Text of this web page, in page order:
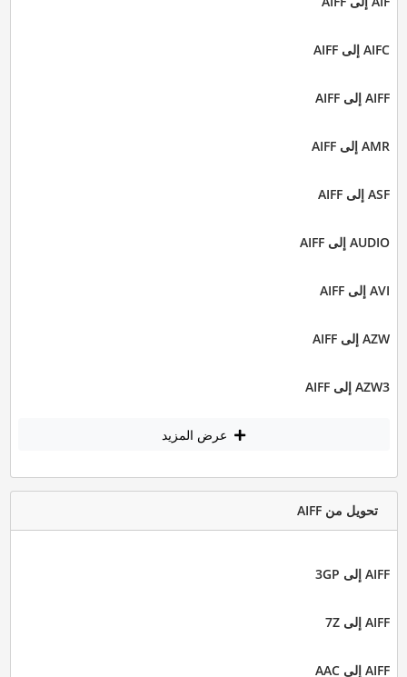
AIFC إلى AIFF
AIFF إلى AIFF
AMR إلى AIFF
ASF إلى AIFF
AUDIO إلى AIFF
AVI إلى AIFF
AZW إلى AIFF
AZW3 إلى AIFF
عرض المزيد
تحويل من AIFF
AIFF إلى 3GP
AIFF إلى 7Z
AIFF إلى AAC